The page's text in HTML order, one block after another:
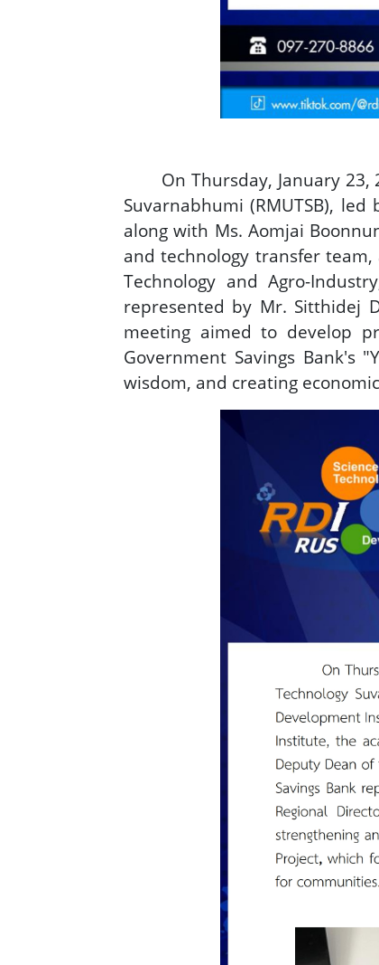
On Thursday, January 23,
Suvarnabhumi (RMUTSB),
along with Ms. Aomjai
and technology transfer
Technology and Agro-
represented by Mr. Sitthidej
meeting aimed to develop
Government Savings Bank's
wisdom, and creating